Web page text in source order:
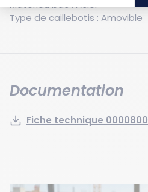
Matériau bac : Acier
Type de caillebotis : Amovible
Documentation
Fiche technique 0000800